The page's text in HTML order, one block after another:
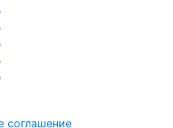
соглашение